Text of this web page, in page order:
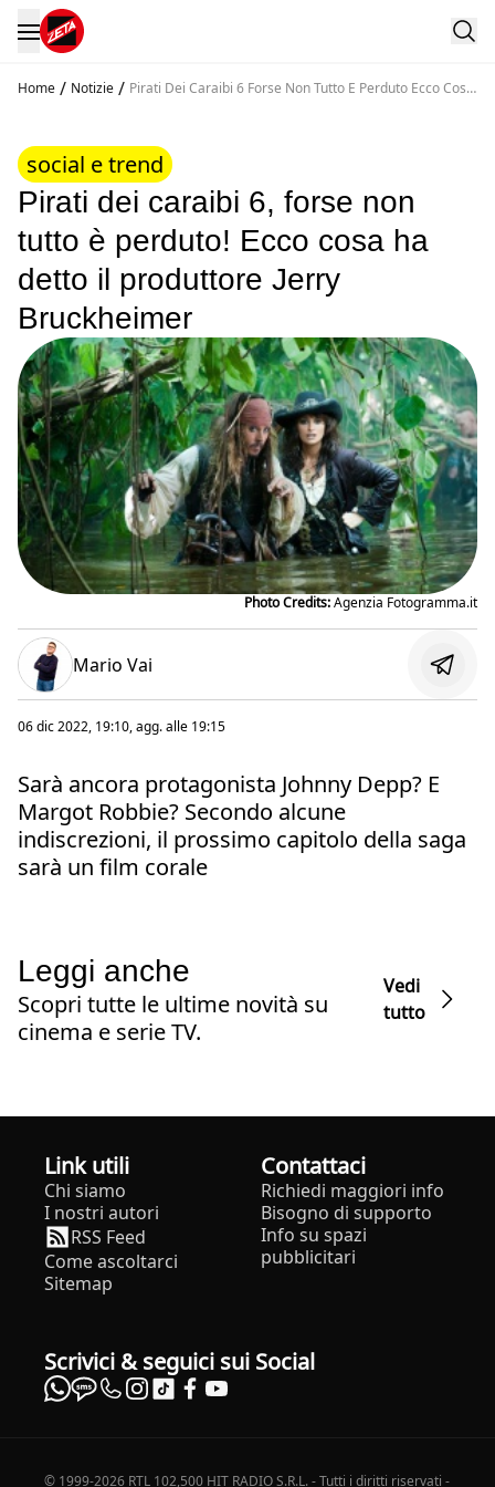
Home / Notizie / Pirati Dei Caraibi 6 Forse Non Tutto E Perduto Ecco Cosa
social e trend
Pirati dei caraibi 6, forse non
tutto è perduto! Ecco cosa ha
detto il produttore Jerry
Bruckheimer
Photo Credits:Agenzia Fotogramma.it
Mario Vai
06 dic 2022, 19:10, agg. alle 19:15
Sarà ancora protagonista Johnny Depp? E
Margot Robbie? Secondo alcune
indiscrezioni, il prossimo capitolo della saga
sarà un film corale
Leggi anche
Scopri tutte le ultime novità su
cinema e serie TV.
Vedi
tutto
Link utili
Chi siamo
I nostri autori
RSS Feed
Come ascoltarci
Sitemap
Contattaci
Richiedi maggiori info
Bisogno di supporto
Info su spazi
pubblicitari
Scrivici & seguici sui Social
© 1999-2026 RTL 102,500 HIT RADIO S.R.L. - Tutti i diritti riservati -